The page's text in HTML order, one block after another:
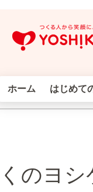
ホーム はじめて
のヨシ